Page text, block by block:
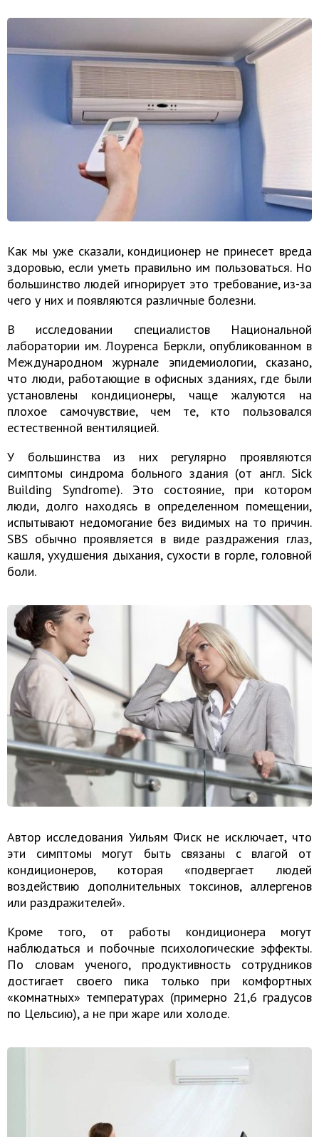
Как мы уже сказали, кондиционер не принесет вреда
здоровью, если уметь правильно им пользоваться. Но
большинство людей игнорирует это требование, из-за
чего у них и появляются различные болезни.
В исследовании специалистов Национальной
лаборатории им. Лоуренса Беркли, опубликованном в
Международном журнале эпидемиологии, сказано,
что люди, работающие в офисных зданиях, где были
установлены кондиционеры, чаще жалуются на
плохое самочувствие, чем те, кто пользовался
естественной вентиляцией.
У большинства из них регулярно проявляются
симптомы синдрома больного здания (от англ. Sick
Building Syndrome). Это состояние, при котором
люди, долго находясь в определенном помещении,
испытывают недомогание без видимых на то причин.
SBS обычно проявляется в виде раздражения глаз,
кашля, ухудшения дыхания, сухости в горле, головной
боли.
Автор исследования Уильям Фиск не исключает, что
эти симптомы могут быть связаны с влагой от
кондиционеров, которая «подвергает людей
воздействию дополнительных токсинов, аллергенов
или раздражителей».
Кроме того, от работы кондиционера могут
наблюдаться и побочные психологические эффекты.
По словам ученого, продуктивность сотрудников
достигает своего пика только при комфортных
«комнатных» температурах (примерно 21,6 градусов
по Цельсию), а не при жаре или холоде.